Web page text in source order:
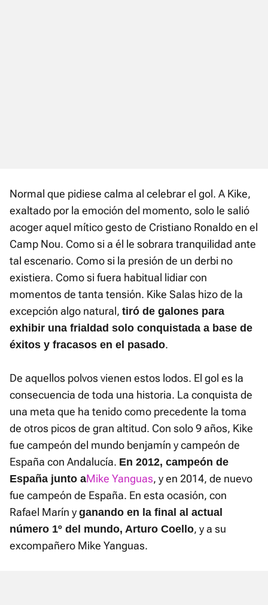
Normal que pidiese calma al celebrar el gol. A Kike,
exaltado por la emoción del momento, solo le salió
acoger aquel mítico gesto de Cristiano Ronaldo en el
Camp Nou. Como si a él le sobrara tranquilidad ante
tal escenario. Como si la presión de un derbi no
existiera. Como si fuera habitual lidiar con
momentos de tanta tensión. Kike Salas hizo de la
excepción algo natural, tiró de galones para
exhibir una frialdad solo conquistada a base de
éxitos y fracasos en el pasado.
De aquellos polvos vienen estos lodos. El gol es la
consecuencia de toda una historia. La conquista de
una meta que ha tenido como precedente la toma
de otros picos de gran altitud. Con solo 9 años, Kike
fue campeón del mundo benjamín y campeón de
España con Andalucía. En 2012, campeón de
España junto aMike Yanguas, y en 2014, de nuevo
fue campeón de España. En esta ocasión, con
Rafael Marín y ganando en la final al actual
número 1º del mundo, Arturo Coello, y a su
excompañero Mike Yanguas.